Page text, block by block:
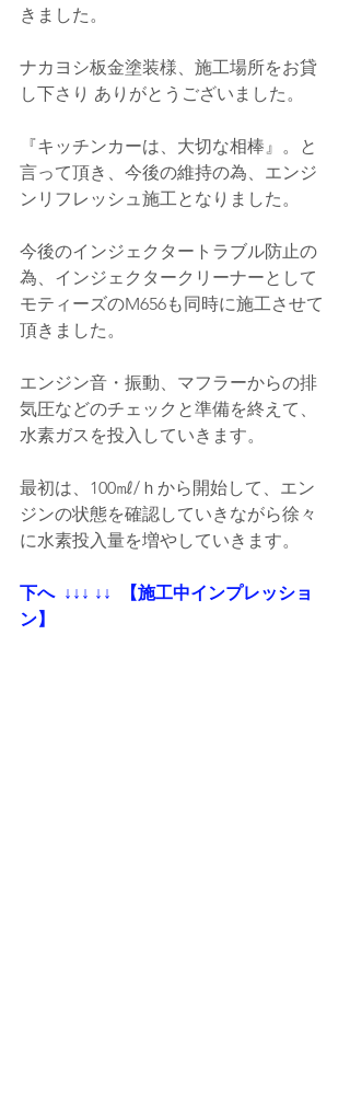
きました。
ナカヨシ板金塗装様、施工場所をお貸
し下さり ありがとうございました。
『キッチンカーは、大切な相棒』。と
言って頂き、今後の維持の為、エンジ
ンリフレッシュ施工となりました。
今後のインジェクタートラブル防止の
為、インジェクタークリーナーとして
モティーズのM656も同時に施工させて
頂きました。
エンジン音・振動、マフラーからの排
気圧などのチェックと準備を終えて、
水素ガスを投入していきます。
最初は、100㎖/ｈから開始して、エン
ジンの状態を確認していきながら徐々
に水素投入量を増やしていきます。
下へ  ↓↓↓ ↓↓  【施工中インプレッショ
ン】